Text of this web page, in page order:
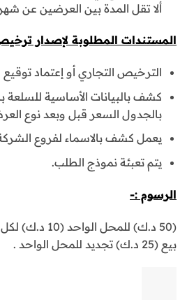
ألا تقل المدة بين العرضين عن شهر
المستندات المطلوبة لإصدار
الترخيص التجاري أو إعتماد
كشف بالبيانات الأساسية للسلعة
بالجدول السعر قبل وبعد نوع
يعمل كشف بالاسماء لفروع
يتم تعبئة نموذج الطلب.
الرسوم :-
بيع (25 د.ك) تجديد للمحل الواحد .